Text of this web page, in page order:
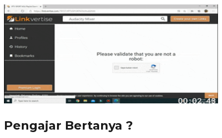
Pengajar Bertanya ?